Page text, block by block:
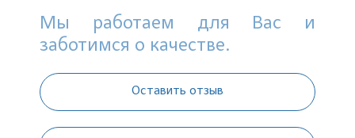
Мы работаем для Вас и
заботимся о качестве.
Оставить отзыв